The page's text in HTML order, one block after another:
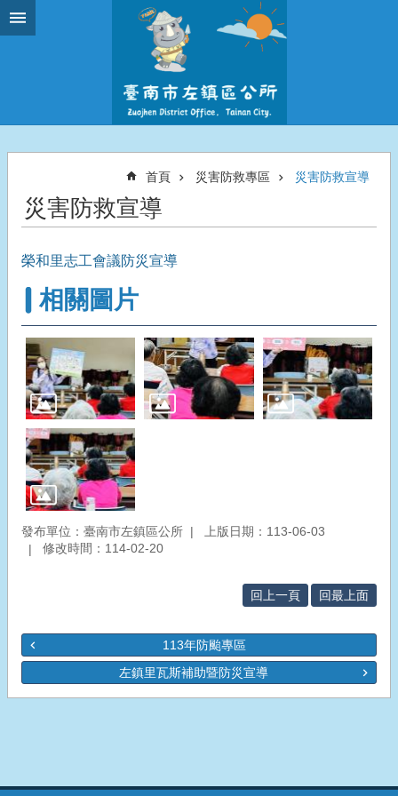
跳到主要內容區塊
首頁 災害防救專區 災害防救宣導
災害防救宣導
榮和里志工會議防災宣導
相關圖片
發布單位：臺南市左鎮區公所
上版日期：113-06-03
修改時間：114-02-20
回上一頁 回最上面
113年防颱專區
左鎮里瓦斯補助暨防災宣導